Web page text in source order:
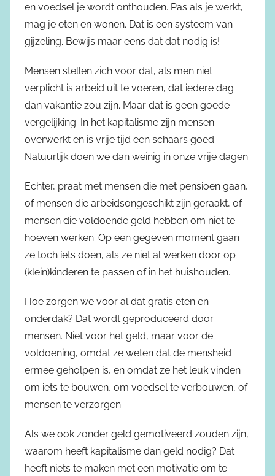
en voedsel je wordt onthouden. Pas als je werkt,
mag je eten en wonen. Dat is een systeem van
gijzeling. Bewijs maar eens dat dat nodig is!
Mensen stellen zich voor dat, als men niet
verplicht is arbeid uit te voeren, dat iedere dag
dan vakantie zou zijn. Maar dat is geen goede
vergelijking. In het kapitalisme zijn mensen
overwerkt en is vrije tijd een schaars goed.
Natuurlijk doen we dan weinig in onze vrije dagen.
Echter, praat met mensen die met pensioen gaan,
of mensen die arbeidsongeschikt zijn geraakt, of
mensen die voldoende geld hebben om niet te
hoeven werken. Op een gegeven moment gaan
ze toch íets doen, als ze niet al werken door op
(klein)kinderen te passen of in het huishouden.
Hoe zorgen we voor al dat gratis eten en
onderdak? Dat wordt geproduceerd door
mensen. Niet voor het geld, maar voor de
voldoening, omdat ze weten dat de mensheid
ermee geholpen is, en omdat ze het leuk vinden
om iets te bouwen, om voedsel te verbouwen, of
mensen te verzorgen.
Als we ook zonder geld gemotiveerd zouden zijn,
waarom heeft kapitalisme dan geld nodig? Dat
heeft niets te maken met een motivatie om te